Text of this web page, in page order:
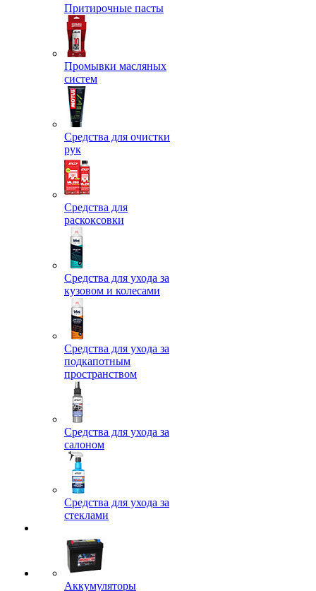
Притирочные пасты
Промывки масляных
систем
Средства для очистки
рук
Средства для
раскоксовки
Средства для ухода за
кузовом и колесами
Средства для ухода за
подкапотным
пространством
Средства для ухода за
салоном
Средства для ухода за
стеклами
Аккумуляторы